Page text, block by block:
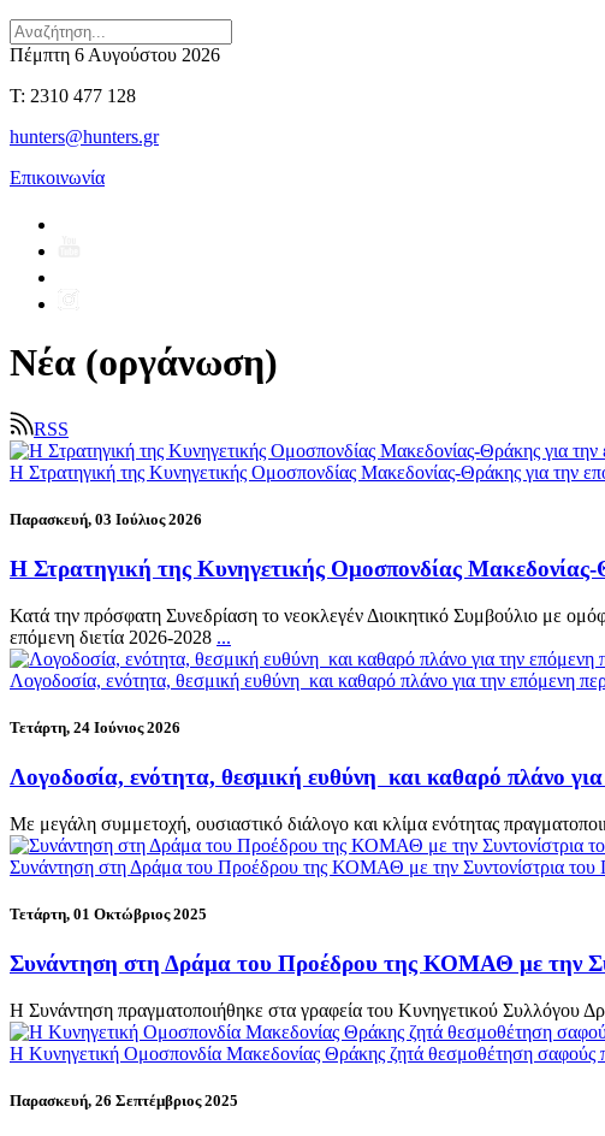
Πέμπτη 6 Αυγούστου 2026
T: 2310 477 128
hunters@hunters.gr
Επικοινωνία
Νέα (οργάνωση)
RSS
Η Στρατηγική της Κυνηγετικής Ομοσπονδίας Μακεδονίας-Θράκης για την
Παρασκευή, 03 Ιούλιος 2026
Η Στρατηγική της Κυνηγετικής Ομοσπονδίας Μακεδονίας-
Κατά την πρόσφατη Συνεδρίαση το νεοκλεγέν Διοικητικό Συμβούλιο με
επόμενη διετία 2026-2028 ...
Λογοδοσία, ενότητα, θεσμική ευθύνη και καθαρό πλάνο για την επόμενη
Τετάρτη, 24 Ιούνιος 2026
Λογοδοσία, ενότητα, θεσμική ευθύνη και καθαρό πλάνο
Με μεγάλη συμμετοχή, ουσιαστικό διάλογο και κλίμα ενότητας
Συνάντηση στη Δράμα του Προέδρου της ΚΟΜΑΘ με την Συντονίστρια του
Τετάρτη, 01 Οκτώβριος 2025
Συνάντηση στη Δράμα του Προέδρου της ΚΟΜΑΘ με την
H Συνάντηση πραγματοποιήθηκε στα γραφεία του Κυνηγετικού Συλλόγου
Η Kυνηγετική Ομοσπονδία Μακεδονίας Θράκης ζητά θεσμοθέτηση σαφούς
Παρασκευή, 26 Σεπτέμβριος 2025